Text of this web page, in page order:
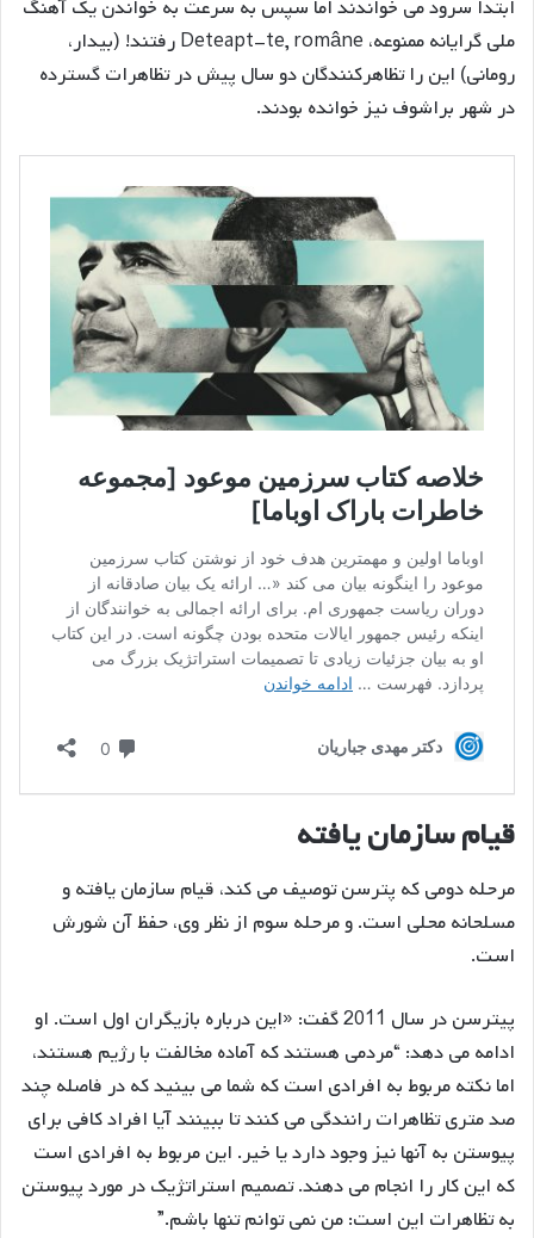
ابتدا سرود می خواندند اما سپس به سرعت به خواندن یک آهنگ
ملی گرایانه ممنوعه، Deteapt-te, române رفتند! (بیدار،
رومانی) این را تظاهرکنندگان دو سال پیش در تظاهرات گسترده
در شهر براشوف نیز خوانده بودند.
قیام سازمان یافته
مرحله دومی که پترسن توصیف می کند، قیام سازمان یافته و
مسلحانه محلی است. و مرحله سوم از نظر وی، حفظ آن شورش
است.
پیترسن در سال 2011 گفت: «این درباره بازیگران اول است. او
ادامه می دهد: “مردمی هستند که آماده مخالفت با رژیم هستند،
اما نکته مربوط به افرادی است که شما می بینید که در فاصله چند
صد متری تظاهرات رانندگی می کنند تا ببینند آیا افراد کافی برای
پیوستن به آنها نیز وجود دارد یا خیر. این مربوط به افرادی است
که این کار را انجام می دهند. تصمیم استراتژیک در مورد پیوستن
به تظاهرات این است: من نمی توانم تنها باشم.”